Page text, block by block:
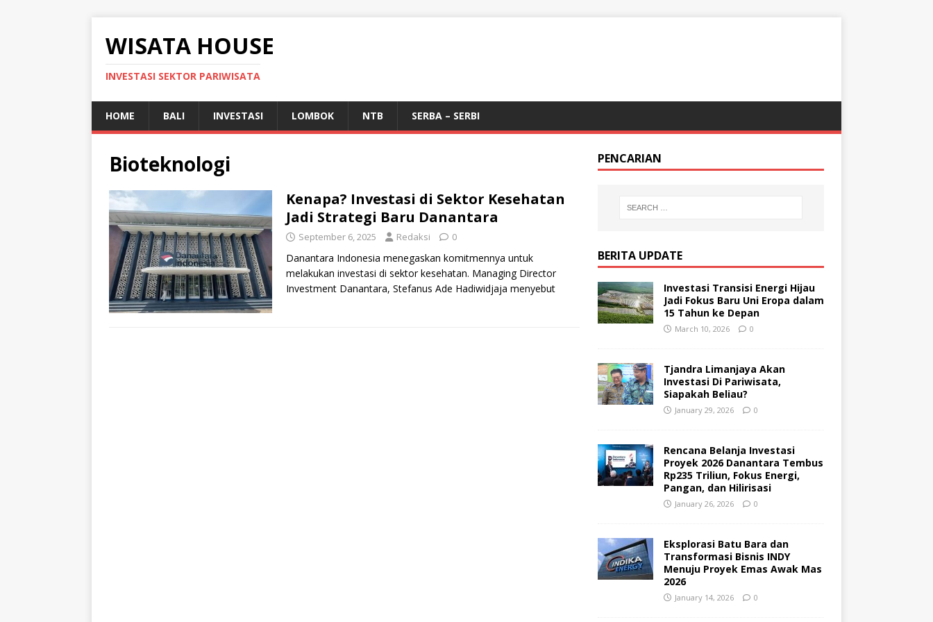
WISATA HOUSE
INVESTASI SEKTOR PARIWISATA
HOME BALI INVESTASI LOMBOK NTB SERBA – SERBI
Bioteknologi
Kenapa? Investasi di Sektor Kesehatan
Jadi Strategi Baru Danantara
September 6, 2025 Redaksi 0
Danantara Indonesia menegaskan komitmennya untuk
melakukan investasi di sektor kesehatan. Managing Director
Investment Danantara, Stefanus Ade Hadiwidjaja menyebut
PENCARIAN
BERITA UPDATE
Investasi Transisi Energi Hijau
Jadi Fokus Baru Uni Eropa dalam
15 Tahun ke Depan
March 10, 2026 0
Tjandra Limanjaya Akan
Investasi Di Pariwisata,
Siapakah Beliau?
January 29, 2026 0
Rencana Belanja Investasi
Proyek 2026 Danantara Tembus
Rp235 Triliun, Fokus Energi,
Pangan, dan Hilirisasi
January 26, 2026 0
Eksplorasi Batu Bara dan
Transformasi Bisnis INDY
Menuju Proyek Emas Awak Mas
2026
January 14, 2026 0